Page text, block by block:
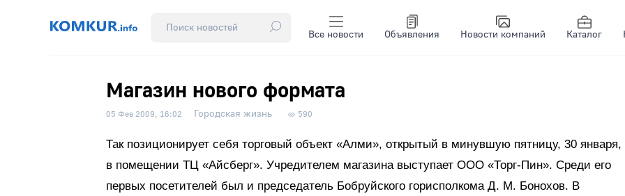
Все новости Объявления Новости компаний Каталог
Магазин нового формата
05 Фев 2009, 16:02 Городская жизнь 590
Так позиционирует себя торговый объект «Алми», открытый в минувшую пятницу, 30 января,
в помещении ТЦ «Айсберг». Учредителем магазина выступает ООО «Торг-Пин». Среди его
первых посетителей был и председатель Бобруйского горисполкома Д. М. Бонохов. В